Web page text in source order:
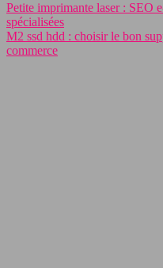
Petite imprimante laser : SEO
spécialisées
M2 ssd hdd : choisir le bon
commerce